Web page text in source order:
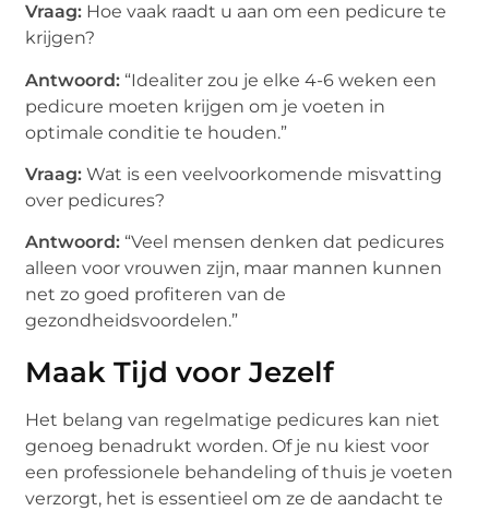
Vraag: Hoe vaak raadt u aan om een pedicure te
krijgen?
Antwoord: “Idealiter zou je elke 4-6 weken een
pedicure moeten krijgen om je voeten in
optimale conditie te houden.”
Vraag: Wat is een veelvoorkomende misvatting
over pedicures?
Antwoord: “Veel mensen denken dat pedicures
alleen voor vrouwen zijn, maar mannen kunnen
net zo goed profiteren van de
gezondheidsvoordelen.”
Maak Tijd voor Jezelf
Het belang van regelmatige pedicures kan niet
genoeg benadrukt worden. Of je nu kiest voor
een professionele behandeling of thuis je voeten
verzorgt, het is essentieel om ze de aandacht te